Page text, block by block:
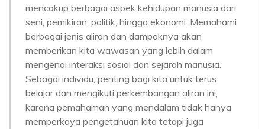
mencakup berbagai aspek kehidupan manusia dari
seni, pemikiran, politik, hingga ekonomi. Memahami
berbagai jenis aliran dan dampaknya akan
memberikan kita wawasan yang lebih dalam
mengenai interaksi sosial dan sejarah manusia.
Sebagai individu, penting bagi kita untuk terus
belajar dan mengikuti perkembangan aliran ini,
karena pemahaman yang mendalam tidak hanya
memperkaya pengetahuan kita tetapi juga